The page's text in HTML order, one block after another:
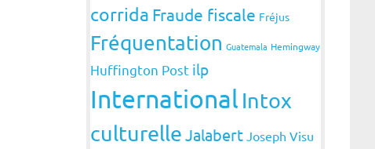
corrida Fraude fiscale Fréjus
Fréquentation Guatemala Hemingway
Huffington Post ilp
International Intox
culturelle Jalabert Joseph Visu